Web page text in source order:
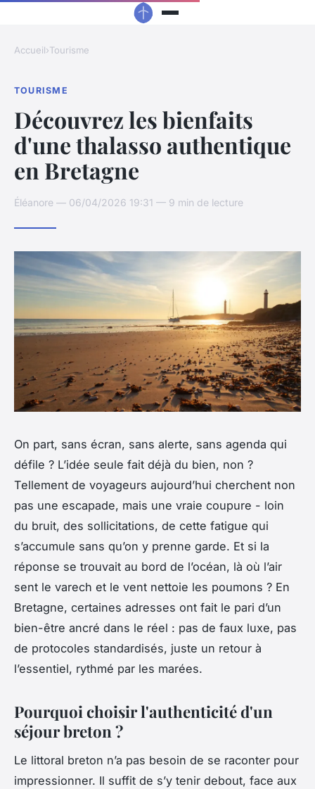
Accueil›Tourisme
TOURISME
Découvrez les bienfaits
d'une thalasso authentique
en Bretagne
Éléanore — 06/04/2026 19:31 — 9 min de lecture
On part, sans écran, sans alerte, sans agenda qui
défile ? L’idée seule fait déjà du bien, non ?
Tellement de voyageurs aujourd’hui cherchent non
pas une escapade, mais une vraie coupure - loin
du bruit, des sollicitations, de cette fatigue qui
s’accumule sans qu’on y prenne garde. Et si la
réponse se trouvait au bord de l’océan, là où l’air
sent le varech et le vent nettoie les poumons ? En
Bretagne, certaines adresses ont fait le pari d’un
bien-être ancré dans le réel : pas de faux luxe, pas
de protocoles standardisés, juste un retour à
l’essentiel, rythmé par les marées.
Pourquoi choisir l'authenticité d'un
séjour breton ?
Le littoral breton n’a pas besoin de se raconter pour
impressionner. Il suffit de s’y tenir debout, face aux